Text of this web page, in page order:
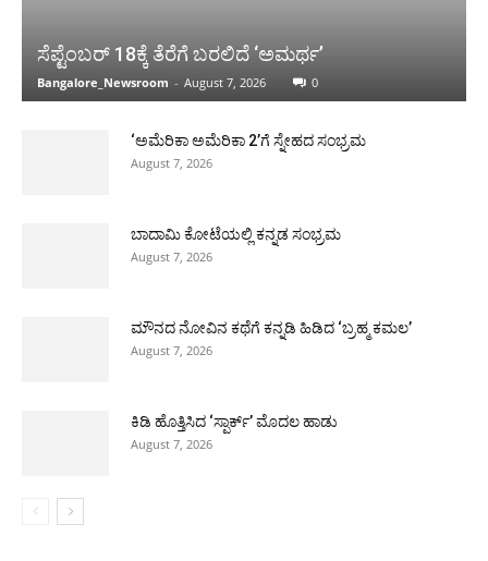
ಸೆಪ್ಟೆಂಬರ್ 18ಕ್ಕೆ ತೆರೆಗೆ ಬರಲಿದೆ ‘ಅಮರ್ಥ’
Bangalore_Newsroom - August 7, 2026 0
‘ಅಮೆರಿಕಾ ಅಮೆರಿಕಾ 2’ಗೆ ಸ್ನೇಹದ ಸಂಭ್ರಮ
August 7, 2026
ಬಾದಾಮಿ ಕೋಟೆಯಲ್ಲಿ ಕನ್ನಡ ಸಂಭ್ರಮ
August 7, 2026
ಮೌನದ ನೋವಿನ ಕಥೆಗೆ ಕನ್ನಡಿ ಹಿಡಿದ ‘ಬ್ರಹ್ಮ ಕಮಲ’
August 7, 2026
ಕಿಡಿ ಹೊತ್ತಿಸಿದ ‘ಸ್ಪಾರ್ಕ್’ ಮೊದಲ ಹಾಡು
August 7, 2026